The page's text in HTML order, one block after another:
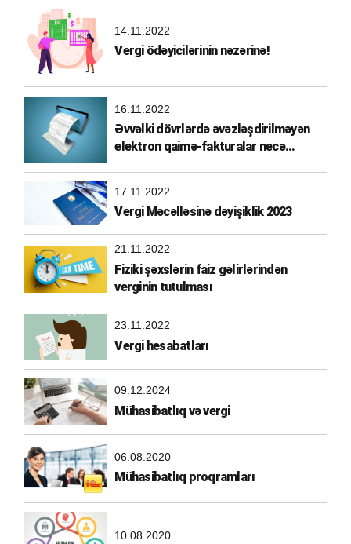
14.11.2022
Vergi ödəyicilərinin nəzərinə!
16.11.2022
Əvvəlki dövrlərdə əvəzləşdirilməyən
elektron qaimə-fakturalar necə
17.11.2022
Vergi Məcəlləsinə dəyişiklik 2023
21.11.2022
Fiziki şəxslərin faiz gəlirlərindən
verginin tutulması
23.11.2022
Vergi hesabatları
09.12.2024
Mühasibatlıq və vergi
06.08.2020
Mühasibatlıq proqramları
10.08.2020